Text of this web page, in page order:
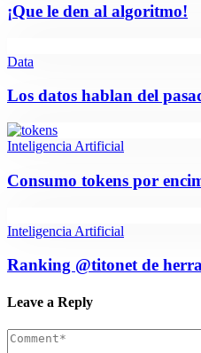
¡Que le den al algoritmo!
Data
Los datos hablan del
Inteligencia Artificial
Consumo tokens por
Inteligencia Artificial
Ranking @titonet de
Leave a Reply